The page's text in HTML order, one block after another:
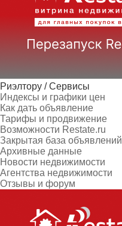
Риэлтору / Сервисы
Индексы и графики цен
Как дать объявление
Тарифы и продвижение
Возможности Restate.ru
Закрытая база объявлений
Архивные данные
Новости недвижимости
Агентства недвижимости
Отзывы и форум